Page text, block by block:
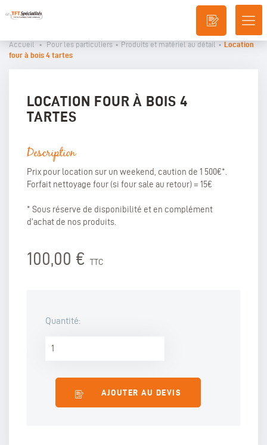
LA
Accueil • Pour les particuliers • Produits et matériel au détail • Location
four à bois 4 tartes
LOCATION FOUR À BOIS 4
TARTES
Description
Prix pour location sur un weekend, caution de 1 500€*.
Forfait nettoyage four (si four sale au retour) = 15€
* Sous réserve de disponibilité et en complément
d'achat de nos produits.
100,00 € TTC
Quantité:
AJOUTER AU DEVIS